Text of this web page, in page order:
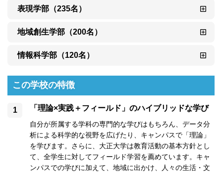
表現学部（235名）
地域創生学部（200名）
情報科学部（120名）
この学校の特徴
「理論×実践＋フィールド」のハイブリッドな学び
自分が所属する学科の専門的な学びはもちろん、データ分
析による科学的な視野を広げたり、キャンパスで「理論」
を学びます。さらに、大正大学は教育活動の基本方針とし
て、全学生に対してフィールド学習を薦めています。キャ
ンパスでの学びに加えて、地域に出かけ、人々の生活・文